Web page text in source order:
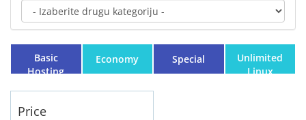
Basic
Hosting
Economy Special
Unlimited
Linux
Price